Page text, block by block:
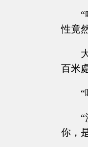
性竟
百米
你，